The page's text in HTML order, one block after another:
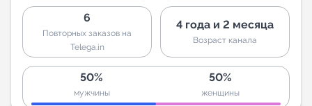
6
Повторных заказов на
Telega.in
4 года и 2 месяца
Возраст канала
50%
мужчины
50%
женщины